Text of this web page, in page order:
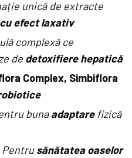
unică de extracte
cu efect laxativ
complexă ce
de detoxifiere hepatică
Complex, Simbiflora
bunaadaptarefizică
Pentrusănătatea oaselor